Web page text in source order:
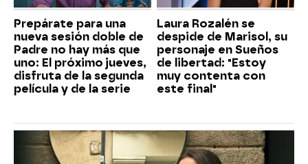
Prepárate para una
nueva sesión doble de
Padre no hay más que
uno: El próximo jueves,
disfruta de la segunda
película y de la serie
Laura Rozalén se
despide de Marisol, su
personaje en Sueños
de libertad: "Estoy
muy contenta con
este final"